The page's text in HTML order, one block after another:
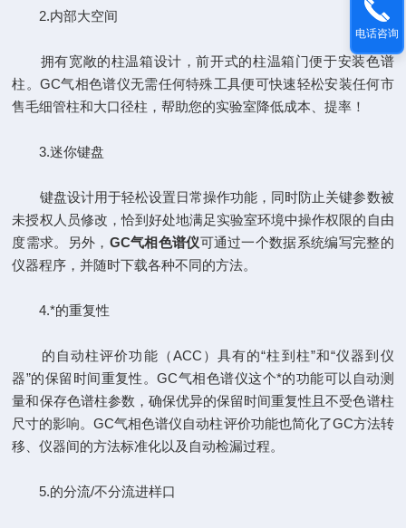
2.内部大空间
拥有宽敞的柱温箱设计，前开式的柱温箱门便于安装色谱
柱。GC气相色谱仪无需任何特殊工具便可快速轻松安装任何市
售毛细管柱和大口径柱，帮助您的实验室降低成本、提率！
3.迷你键盘
键盘设计用于轻松设置日常操作功能，同时防止关键参数被
未授权人员修改，恰到好处地满足实验室环境中操作权限的自由
度需求。另外， GC气相色谱仪可通过一个数据系统编写完整的
仪器程序，并随时下载各种不同的方法。
4.*的重复性
的自动柱评价功能（ACC）具有的“柱到柱”和“仪器到仪
器”的保留时间重复性。GC气相色谱仪这个*的功能可以自动测
量和保存色谱柱参数，确保优异的保留时间重复性且不受色谱柱
尺寸的影响。GC气相色谱仪自动柱评价功能也简化了GC方法转
移、仪器间的方法标准化以及自动检漏过程。
5.的分流/不分流进样口
电话咨询